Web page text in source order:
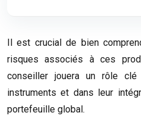
Il est crucial de bien
risques associés à ces
conseiller jouera un rôle clé
instruments et dans leur
portefeuille global.